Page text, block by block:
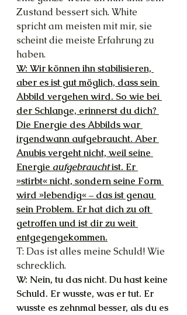
Zustand bessert sich. White
spricht am meisten mit mir, sie
scheint die meiste Erfahrung zu
haben.
W: Wir können ihn stabilisieren,
aber es ist gut möglich, dass sein
Abbild vergehen wird. So wie bei
der Schlange, erinnerst du dich?
Die Energie des Abbilds war
irgendwann aufgebraucht. Aber
Anubis vergeht nicht, weil seine
Energie aufgebraucht ist. Er
»stirbt« nicht, sondern seine Form
wird »lebendig« – das ist genau
sein Problem. Er hat dich zu oft
getroffen und ist dir zu weit
entgegengekommen.
T: Das ist alles meine Schuld! Wie
schrecklich.
W: Nein, tu das nicht. Du hast keine
Schuld. Er wusste, was er tut. Er
wusste es zehnmal besser, als du es